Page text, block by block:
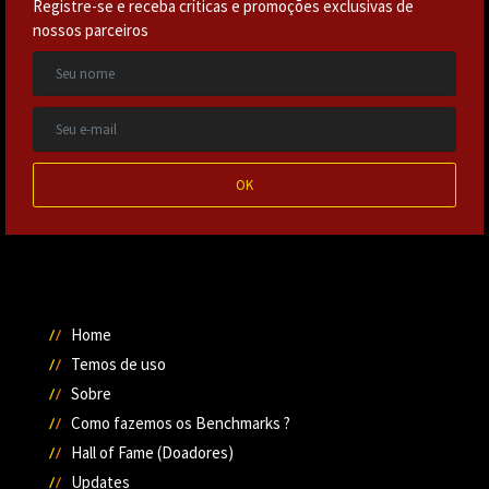
Registre-se e receba críticas e promoções exclusivas de
nossos parceiros
OK
Home
Temos de uso
Sobre
Como fazemos os Benchmarks ?
Hall of Fame (Doadores)
Updates